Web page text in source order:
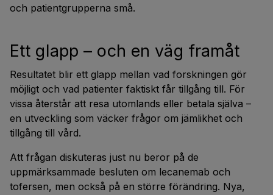
och patientgrupperna små.
Ett glapp – och en väg framåt
Resultatet blir ett glapp mellan vad forskningen gör
möjligt och vad patienter faktiskt får tillgång till. För
vissa återstår att resa utomlands eller betala själva –
en utveckling som väcker frågor om jämlikhet och
tillgång till vård.
Att frågan diskuteras just nu beror på de
uppmärksammade besluten om lecanemab och
tofersen, men också på en större förändring. Nya,